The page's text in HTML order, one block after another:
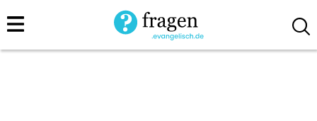
Direkt
zum